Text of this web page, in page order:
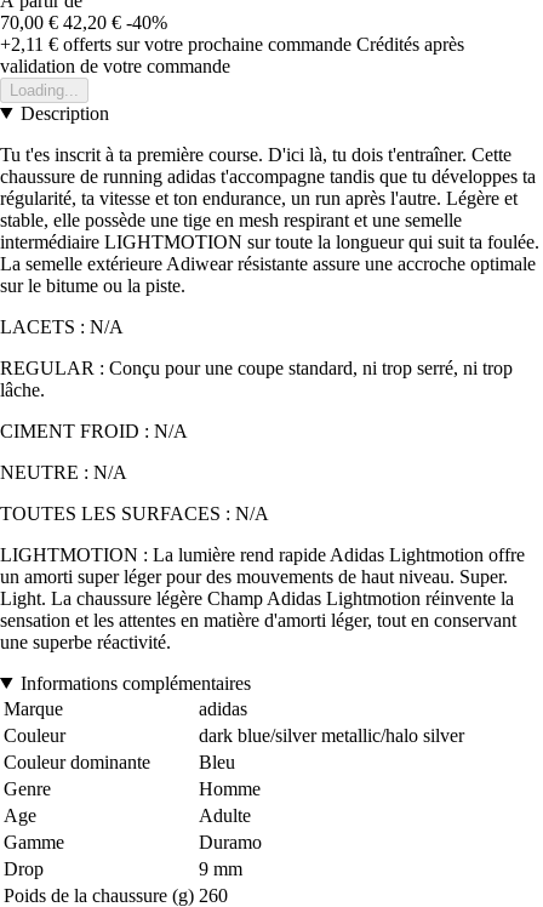
70,00 € 42,20 € -40%
+2,11 € offerts sur votre prochaine commande Crédités après
validation de votre commande
Loading...
Description
Tu t'es inscrit à ta première course. D'ici là, tu dois t'entraîner. Cette
chaussure de running adidas t'accompagne tandis que tu développes ta
régularité, ta vitesse et ton endurance, un run après l'autre. Légère et
stable, elle possède une tige en mesh respirant et une semelle
intermédiaire LIGHTMOTION sur toute la longueur qui suit ta foulée.
La semelle extérieure Adiwear résistante assure une accroche optimale
sur le bitume ou la piste.
LACETS : N/A
REGULAR : Conçu pour une coupe standard, ni trop serré, ni trop
lâche.
CIMENT FROID : N/A
NEUTRE : N/A
TOUTES LES SURFACES : N/A
LIGHTMOTION : La lumière rend rapide Adidas Lightmotion offre
un amorti super léger pour des mouvements de haut niveau. Super.
Light. La chaussure légère Champ Adidas Lightmotion réinvente la
sensation et les attentes en matière d'amorti léger, tout en conservant
une superbe réactivité.
Informations complémentaires
Marque
adidas
Couleur
dark blue/silver metallic/halo silver
Couleur dominante
Bleu
Genre
Homme
Age
Adulte
Gamme
Duramo
Drop
9 mm
Poids de la chaussure (g) 260